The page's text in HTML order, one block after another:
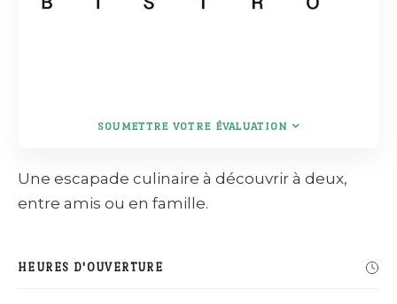
SOUMETTRE VOTRE ÉVALUATION
Une escapade culinaire à découvrir à deux,
entre amis ou en famille.
HEURES D'OUVERTURE